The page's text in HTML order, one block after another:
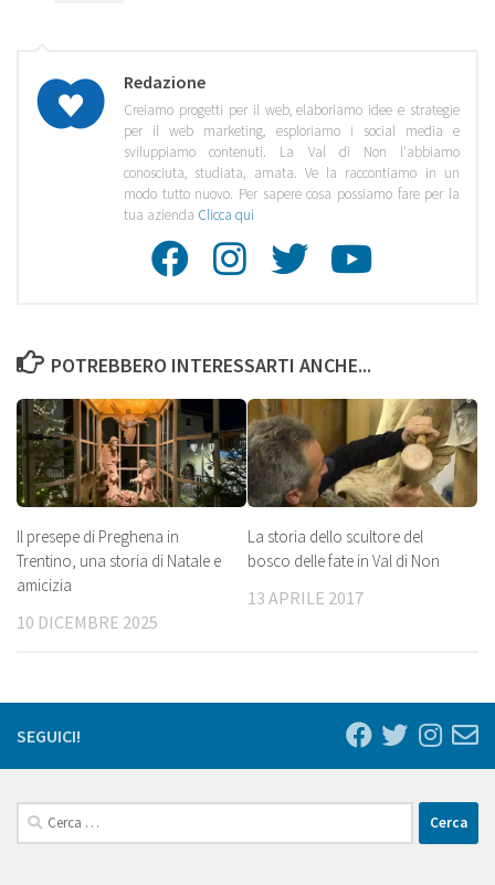
Redazione
Creiamo progetti per il web, elaboriamo idee e strategie
per il web marketing, esploriamo i social media e
sviluppiamo contenuti. La Val di Non l'abbiamo
conosciuta, studiata, amata. Ve la raccontiamo in un
modo tutto nuovo. Per sapere cosa possiamo fare per la
tua azienda Clicca qui
Facebook
POTREBBERO INTERESSARTI ANCHE...
Il presepe di Preghena in
Trentino, una storia di Natale e
amicizia
10 DICEMBRE 2025
La storia dello scultore del
bosco delle fate in Val di Non
13 APRILE 2017
SEGUICI!
Ricerca
per: